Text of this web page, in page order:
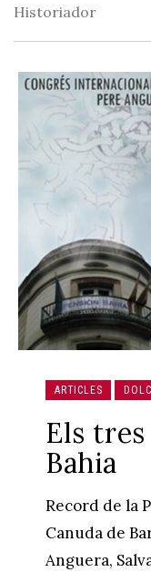
Historiador
ARTICLES
Els
Bahia
Record de la
Canuda de
Anguera,